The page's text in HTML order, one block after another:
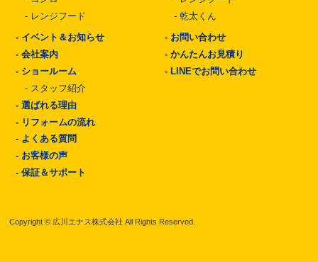
- レンジフード
-乾太くん
- イベント＆お知らせ
- 会社案内
- ショールーム
- スタッフ紹介
- 選ばれる理由
- リフォームの流れ
- よくある質問
- お客様の声
- 保証＆サポート
- お問い合わせ
-かんたんお見積り
- LINEでお問い合わせ
Copyright © 広川エナス株式会社 All Rights Reserved.